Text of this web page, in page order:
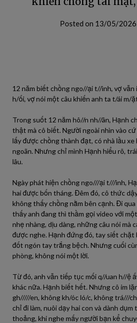
Posted on 13/05/2026
12 năm biết chồng ngo//ại t//ình, vợ vẫn
h/ối, vợ nói một câu khiến anh ta t/ái m/
Trong suốt 12 năm hô//n nh//ân, Hạnh
thật mà cô biết. Người ngoài nhìn vào
lấy được chồng thành đạt, có nhà lầu xe
ngoãn. Nhưng chỉ mình Hạnh hiểu rõ,
lâu.
Ngày phát hiện chồng ngo///ại t///ình,
hai được bốn tháng. Đêm đó, cô thức
không thấy chồng nằm bên cạnh. Đi qua
thấy anh đang thì thầm gọi video với
nhẹ nhàng, dịu dàng, những câu nói mà
được nghe. Hạnh đứng đó, tay siết chặt
đốt ngón tay trắng bệch. Nhưng cuối
phòng, không nói một lời.
Từ đó, anh vẫn tiếp tục mối q//uan h//ệ
khác nữa. Hạnh biết hết. Nhưng cô im
gh/////en, không kh/óc ló/c, không trá///
chỉ đi làm, nuôi dạy hai con và dành
thoảng, khi nghe mấy người bạn kể